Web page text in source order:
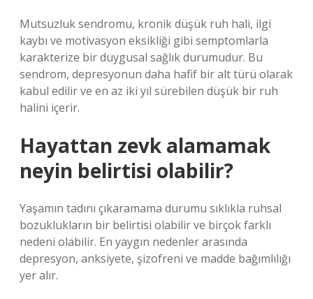
Mutsuzluk sendromu, kronik düşük ruh hali, ilgi
kaybı ve motivasyon eksikliği gibi semptomlarla
karakterize bir duygusal sağlık durumudur. Bu
sendrom, depresyonun daha hafif bir alt türü olarak
kabul edilir ve en az iki yıl sürebilen düşük bir ruh
halini içerir.
Hayattan zevk alamamak
neyin belirtisi olabilir?
Yaşamın tadını çıkaramama durumu sıklıkla ruhsal
bozuklukların bir belirtisi olabilir ve birçok farklı
nedeni olabilir. En yaygın nedenler arasında
depresyon, anksiyete, şizofreni ve madde bağımlılığı
yer alır.